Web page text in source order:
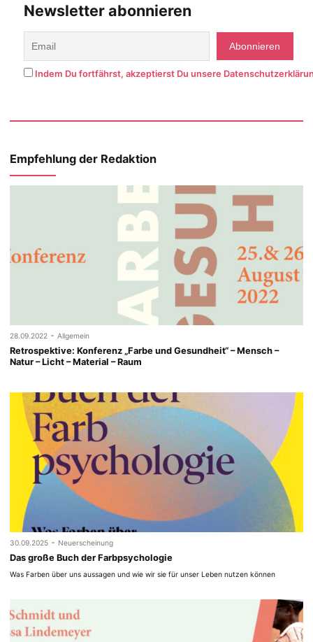
Newsletter abonnieren
Indem Du fortfährst, akzeptierst Du unsere
Empfehlung der Redaktion
28.09.2022 - Allgemein
Retrospektive: Konferenz „Farbe und Gesundheit“ – Mensch –
Natur – Licht – Material – Raum
30.09.2025 - Neuerscheinung
Das große Buch der Farbpsychologie
Was Farben über uns aussagen und wie wir sie für unser Leben nutzen können